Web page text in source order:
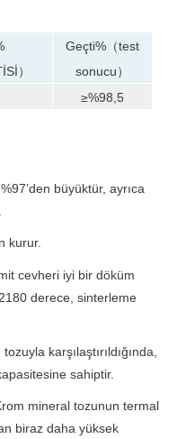
）
Geçti%（test
sonucu）
≥%98,5
büyüktür, ayrıca
kurur.
cevheri iyi bir döküm
derece, sinterleme
karşılaştırıldığında,
sahiptir.
mineral tozunun termal
biraz daha yüksek